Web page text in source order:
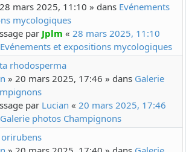
mars 2025, 11:10 » dans Evénements
mycologiques
par Jplm « 28 mars 2025, 11:10
Evénements et expositions mycologiques
rhodosperma
» 20 mars 2025, 17:46 » dans Galerie
par Lucian « 20 mars 2025, 17:46
Galerie photos Champignons